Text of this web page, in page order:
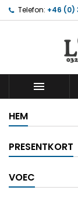
Telefon: +46 (0)

HEM
PRESENTKORT
VOEC